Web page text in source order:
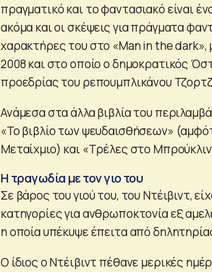
πραγματικό και το φαντασιακό είναι
ακόμα και οι σκέψεις για πράγματα
χαρακτήρες του στο «Man in the
2008 και στο οποίο ο δημοκρατικός
προεδρίας του ρεπουμπλικάνου
Ανάμεσα στα άλλα βιβλία του
«Το βιβλίο των ψευδαισθήσεων»
Μεταίχμιο) και «Τρέλες στο
Η τραγωδία με τον γιο του
Σε βάρος του γιού του, του Ντέιβιντ,
κατηγορίες για ανθρωποκτονία εξ
η οποία υπέκυψε έπειτα από
Ο ίδιος ο Ντέιβιντ πέθανε μερικές